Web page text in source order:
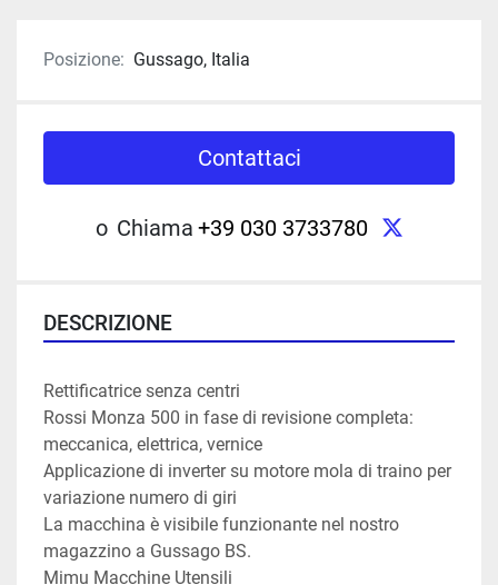
Posizione: Gussago, Italia
Contattaci
o Chiama +39 030 3733780
DESCRIZIONE
Rettificatrice senza centri
Rossi Monza 500 in fase di revisione completa:
meccanica, elettrica, vernice
Applicazione di inverter su motore mola di traino per
variazione numero di giri
La macchina è visibile funzionante nel nostro
magazzino a Gussago BS.
Mimu Macchine Utensili